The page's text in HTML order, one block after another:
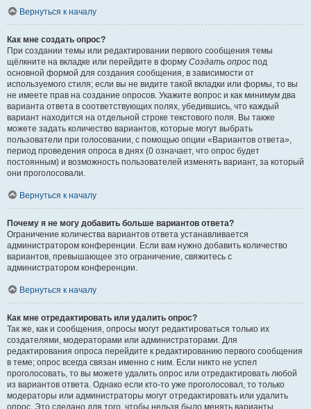
Вернуться к началу
Как мне создать опрос?
При создании темы или редактировании первого сообщения темы
щёлкните на вкладке или перейдите в форму Создать опрос под
основной формой для создания сообщения, в зависимости от
используемого стиля; если вы не видите такой вкладки или формы, то вы
не имеете прав на создание опросов. Укажите вопрос и как минимум два
варианта ответа в соответствующих полях, убедившись, что каждый
вариант находится на отдельной строке текстового поля. Вы также
можете задать количество вариантов, которые могут выбрать
пользователи при голосовании, с помощью опции «Вариантов ответа»,
период проведения опроса в днях (0 означает, что опрос будет
постоянным) и возможность пользователей изменять вариант, за который
они проголосовали.
Вернуться к началу
Почему я не могу добавить больше вариантов ответа?
Ограничение количества вариантов ответа устанавливается
администратором конференции. Если вам нужно добавить количество
вариантов, превышающее это ограничение, свяжитесь с
администратором конференции.
Вернуться к началу
Как мне отредактировать или удалить опрос?
Так же, как и сообщения, опросы могут редактироваться только их
создателями, модераторами или администраторами. Для
редактирования опроса перейдите к редактированию первого сообщения
в теме; опрос всегда связан именно с ним. Если никто не успел
проголосовать, то вы можете удалить опрос или отредактировать любой
из вариантов ответа. Однако если кто-то уже проголосовал, то только
модераторы или администраторы могут отредактировать или удалить
опрос. Это сделано для того, чтобы нельзя было менять варианты